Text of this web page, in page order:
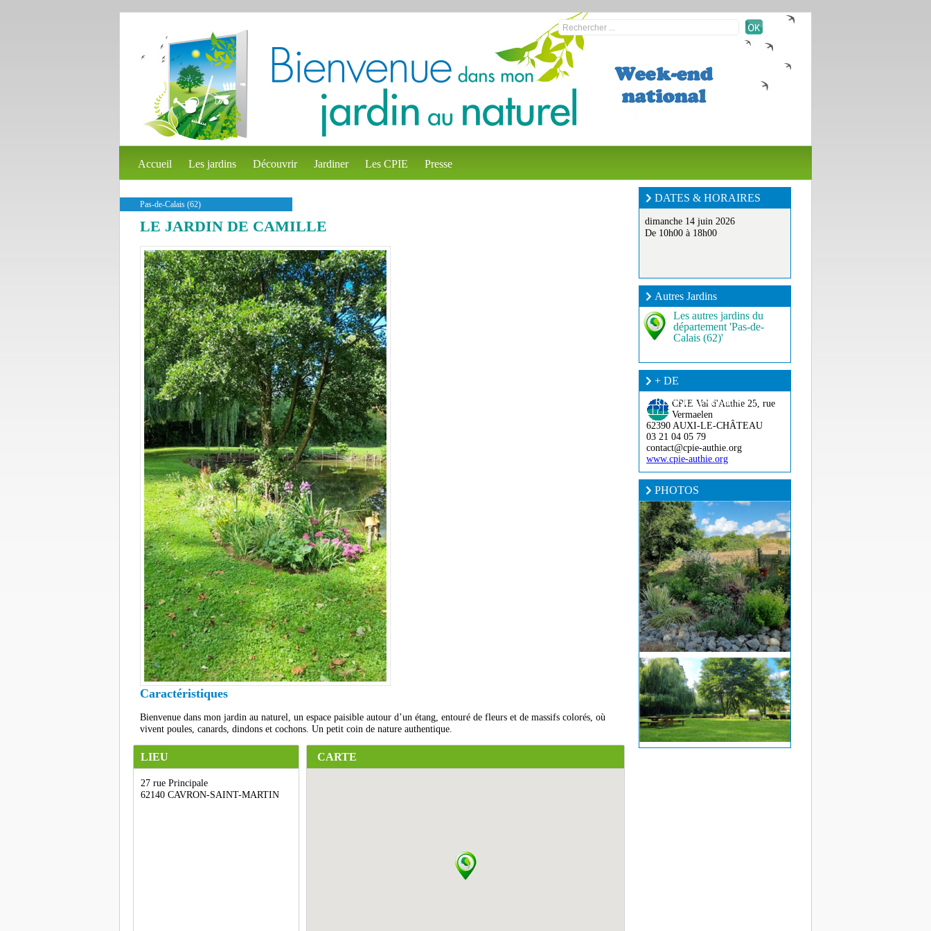
Accueil Les jardins Découvrir Jardiner Les CPIE Presse
Pas-de-Calais (62)
LE JARDIN DE CAMILLE
Caractéristiques
Bienvenue dans mon jardin au naturel, un espace paisible autour d’un étang, entouré de fleurs et de massifs colorés, où
vivent poules, canards, dindons et cochons. Un petit coin de nature authentique.
LIEU
27 rue Principale
62140 CAVRON-SAINT-MARTIN
CARTE
DATES & HORAIRES
dimanche 14 juin 2026
De 10h00 à 18h00
Autres Jardins
Les autres jardins du
département 'Pas-de-
Calais (62)'
+ DE
RENSEIGNEMENT ?
CPIE Val d'Authie 25, rue
Vermaelen
62390 AUXI-LE-CHÂTEAU
03 21 04 05 79
contact@cpie-authie.org
www.cpie-authie.org
PHOTOS